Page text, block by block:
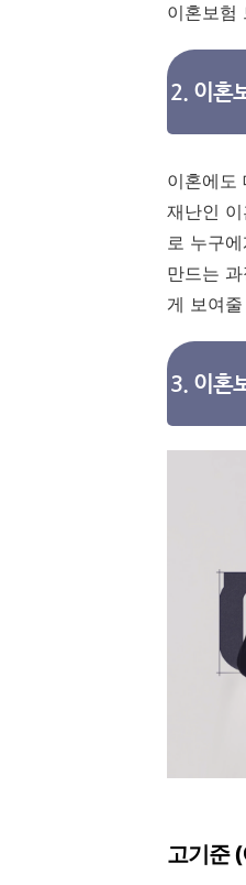
이혼보험
2. 이혼
이혼에도
재난인
로 누구
만드는
게 보여
3. 이혼
고기준